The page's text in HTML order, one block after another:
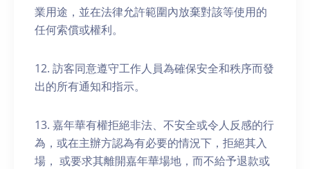
業用途，並在法律允許範圍內放棄對該等使用的
任何索償或權利。
12. 訪客同意遵守工作人員為確保安全和秩序而發
出的所有通知和指示。
13. 嘉年華有權拒絕非法、不安全或令人反感的行
為，或在主辦方認為有必要的情況下，拒絕其入
場， 或要求其離開嘉年華場地，而不給予退款或